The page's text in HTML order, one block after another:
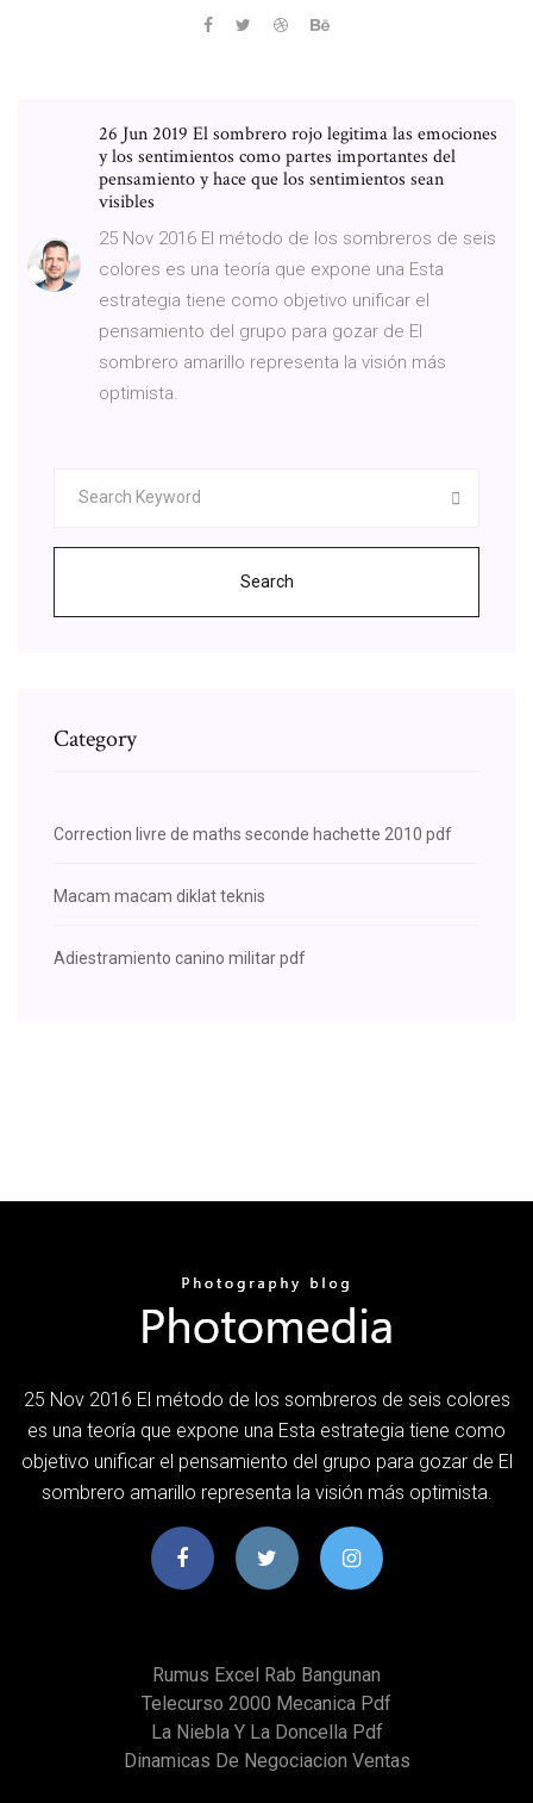
26 Jun 2019 El sombrero rojo legitima las emociones
y los sentimientos como partes importantes del
pensamiento y hace que los sentimientos sean
visibles
25 Nov 2016 El método de los sombreros de seis
colores es una teoría que expone una Esta
estrategia tiene como objetivo unificar el
pensamiento del grupo para gozar de El
sombrero amarillo representa la visión más
optimista.
Search
Category
Correction livre de maths seconde hachette 2010 pdf
Macam macam diklat teknis
Adiestramiento canino militar pdf
25 Nov 2016 El método de los sombreros de seis colores
es una teoría que expone una Esta estrategia tiene como
objetivo unificar el pensamiento del grupo para gozar de El
sombrero amarillo representa la visión más optimista.
Rumus Excel Rab Bangunan
Telecurso 2000 Mecanica Pdf
La Niebla Y La Doncella Pdf
Dinamicas De Negociacion Ventas